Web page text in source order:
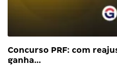
Concurso PRF: com
ganha…